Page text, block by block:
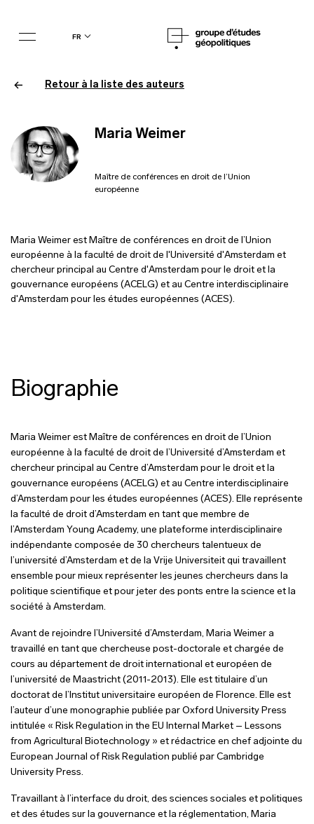
fr
Maria Weimer
Maître de conférences en droit de l’Union
européenne
Maria Weimer est Maître de conférences en droit de l’Union
européenne à la faculté de droit de l'Université d'Amsterdam et
chercheur principal au Centre d'Amsterdam pour le droit et la
gouvernance européens (ACELG) et au Centre interdisciplinaire
d'Amsterdam pour les études européennes (ACES).
Retour à la liste des auteurs
Biographie
Maria Weimer est Maître de conférences en droit de l’Union
européenne à la faculté de droit de l’Université d’Amsterdam et
chercheur principal au Centre d’Amsterdam pour le droit et la
gouvernance européens (ACELG) et au Centre interdisciplinaire
d’Amsterdam pour les études européennes (ACES). Elle représente
la faculté de droit d’Amsterdam en tant que membre de
l’Amsterdam Young Academy, une plateforme interdisciplinaire
indépendante composée de 30 chercheurs talentueux de
l’université d’Amsterdam et de la Vrije Universiteit qui travaillent
ensemble pour mieux représenter les jeunes chercheurs dans la
politique scientifique et pour jeter des ponts entre la science et la
société à Amsterdam.
Avant de rejoindre l’Université d’Amsterdam, Maria Weimer a
travaillé en tant que chercheuse post-doctorale et chargée de
cours au département de droit international et européen de
l’université de Maastricht (2011-2013). Elle est titulaire d’un
doctorat de l’Institut universitaire européen de Florence. Elle est
l’auteur d’une monographie publiée par Oxford University Press
intitulée « Risk Regulation in the EU Internal Market – Lessons
from Agricultural Biotechnology » et rédactrice en chef adjointe du
European Journal of Risk Regulation publié par Cambridge
University Press.
Travaillant à l’interface du droit, des sciences sociales et politiques
et des études sur la gouvernance et la réglementation, Maria